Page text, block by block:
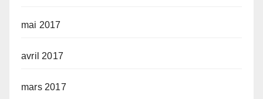
mai 2017
avril 2017
mars 2017